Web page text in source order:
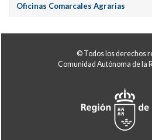
Oficinas Comarcales Agrarias
© Todos los derechos
Comunidad Autónoma de la